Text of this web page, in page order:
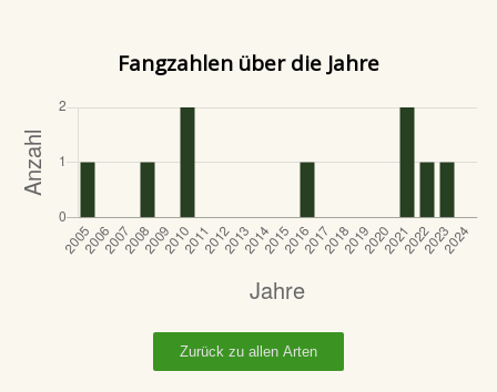
Fangzahlen über die Jahre
Zurück zu allen Arten